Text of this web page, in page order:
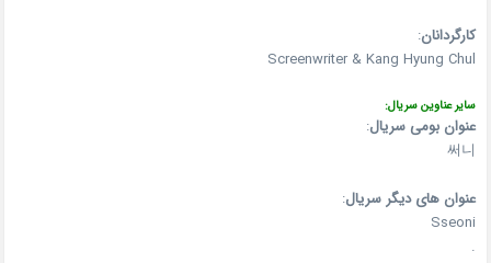
کارگردانان:
Screenwriter & Kang Hyung Chul
سایر عناوین سریال:
عنوان بومی سریال:
써니
عنوان های دیگر سریال:
Sseoni
.